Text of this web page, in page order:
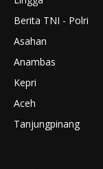
Berita TNI - Polri
Asahan
Anambas
Kepri
Aceh
Tanjungpinang